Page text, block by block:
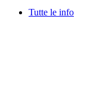
Tutte le info